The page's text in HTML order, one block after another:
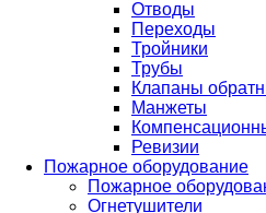
Отводы
Переходы
Тройники
Трубы
Клапаны
Манжеты
Ревизии
Пожарное оборудование
Пожарное
Огнетушители